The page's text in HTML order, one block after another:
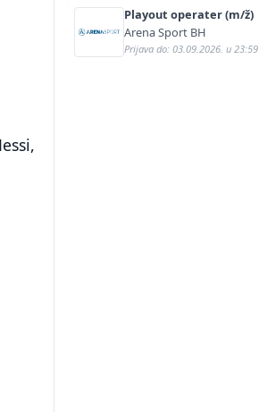
Playout operater (m/ž)
Arena Sport BH
Prijava do: 03.09.2026. u 23:59